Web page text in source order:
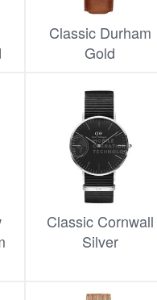
Classic Durham
Gold
Classic Cornwall
Silver